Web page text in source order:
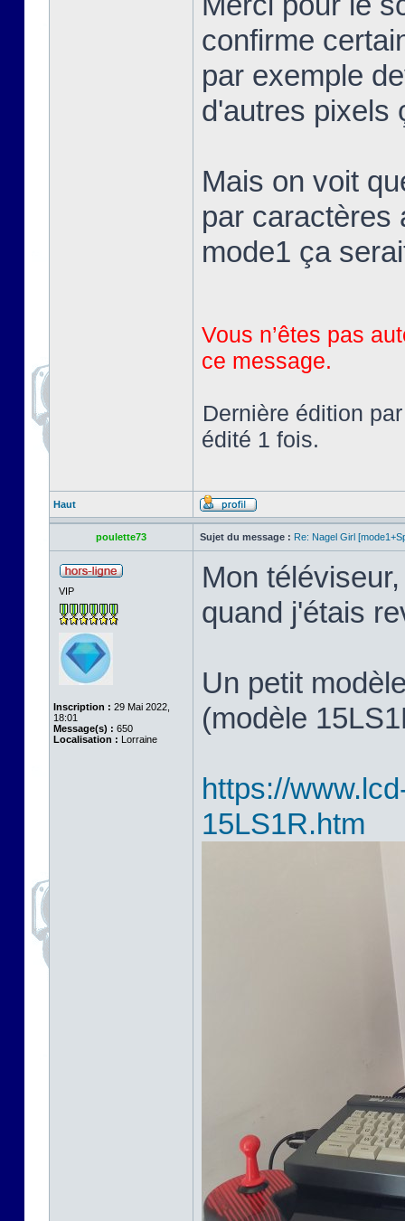
confirme
par exemple
d'autres pixels
Mais on voit
par caractères
mode1 ça
Vous n’êtes pas
ce message.
Dernière édition
édité 1 fois.
Haut
poulette73 Sujet du message : Re: Nagel Girl
VIP
Inscription : 29 Mai 2022,
18:01
Message(s) : 650
Localisation : Lorraine
Mon
quand j'étais
Un petit
(modèle
https://
15LS1R.htm